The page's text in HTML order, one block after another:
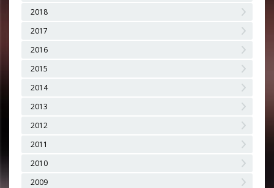
2018
2017
2016
2015
2014
2013
2012
2011
2010
2009